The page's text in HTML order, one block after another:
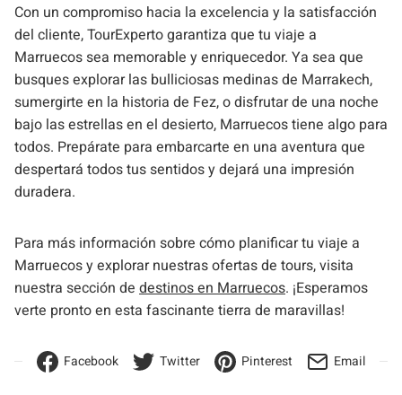
Con un compromiso hacia la excelencia y la satisfacción
del cliente, TourExperto garantiza que tu viaje a
Marruecos sea memorable y enriquecedor. Ya sea que
busques explorar las bulliciosas medinas de Marrakech,
sumergirte en la historia de Fez, o disfrutar de una noche
bajo las estrellas en el desierto, Marruecos tiene algo para
todos. Prepárate para embarcarte en una aventura que
despertará todos tus sentidos y dejará una impresión
duradera.
Para más información sobre cómo planificar tu viaje a
Marruecos y explorar nuestras ofertas de tours, visita
nuestra sección de destinos en Marruecos. ¡Esperamos
verte pronto en esta fascinante tierra de maravillas!
Facebook Twitter Pinterest Email